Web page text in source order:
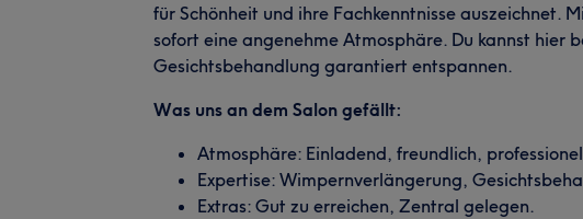
für Schönheit und ihre Fachkenntnisse auszeichnet.
sofort eine angenehme Atmosphäre. Du kannst hier
Gesichtsbehandlung garantiert entspannen.
Was uns an dem Salon gefällt:
Atmosphäre: Einladend, freundlich,
Expertise: Wimpernverlängerung,
Extras: Gut zu erreichen, Zentral gelegen.